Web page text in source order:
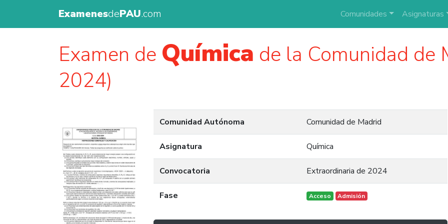
ExamenesdePAU.com Comunidades Asignaturas
Examen de Química de la Comunidad de
2024)
Comunidad Autónoma Comunidad de Madrid
Asignatura Química
Convocatoria Extraordinaria de 2024
Fase Acceso Admisión